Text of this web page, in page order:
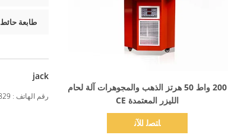
طابعة حائط
jack
رقم الهاتف :
200 واط 50 هرتز الذهب والمجوهرات آلة لحام
الليزر المعتمدة CE
ﺎﺘﺼﻟ ﺍﻶﻧ